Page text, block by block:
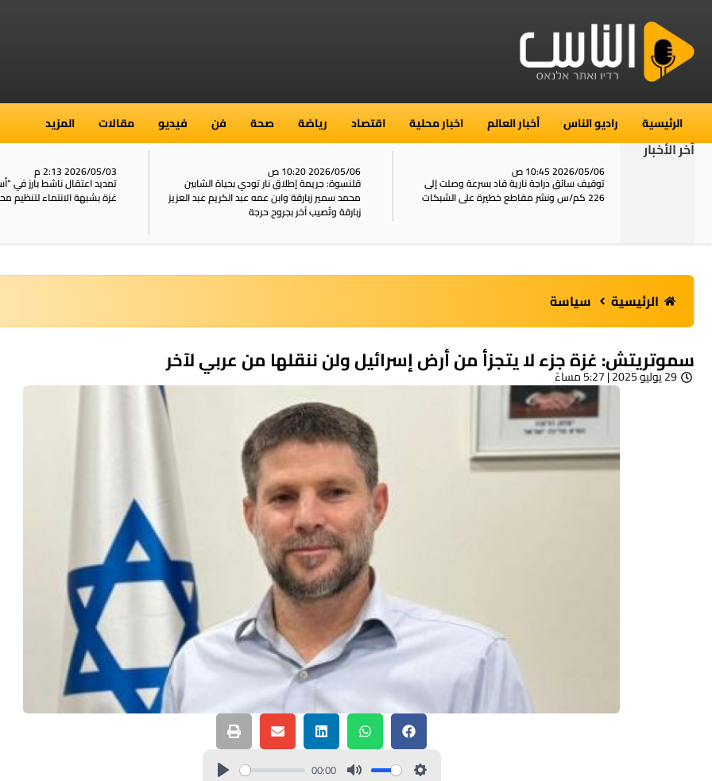
الرئيسية راديو الناس أخبار العالم اخبار محلية اقتصاد رياضة صحة فن فيديو مقالات المزيد
آخر الأخبار
2026/05/06 10:45 ص
توقيف سائق دراجة نارية قاد بسرعة وصلت إلى
226 كم/س ونشر مقاطع خطيرة على الشبكات
2026/05/06 10:20 ص
قلنسوة: جريمة إطلاق نار تودي بحياة الشابين
محمد سمير زبارقة وابن عمه عبد الكريم عبد العزيز
زبارقة وتُصيب آخر بجروح حرجة
2026/05/03 2:13 م
تمديد اعتقال ناشط بارز في
غزة بشبهة الانتماء لتنظيم
الرئيسية سياسة
سموتريتش: غزة جزء لا يتجزأ من أرض إسرائيل ولن ننقلها من عربي لآخر
29 يوليو 2025 | 5:27 مساءً
00:00